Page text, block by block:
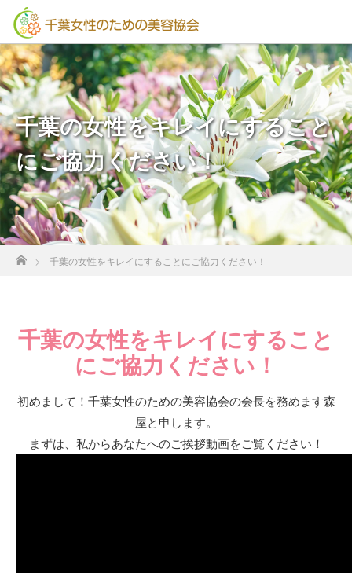
千葉の女性をキレイにすること
にご協力ください！
ホーム
千葉の女性をキレイにすることにご協力ください！
千葉の女性をキレイにすること
にご協力ください！
初めまして！千葉女性のための美容協会の会長を務めます森
屋と申します。
まずは、私からあなたへのご挨拶動画をご覧ください！